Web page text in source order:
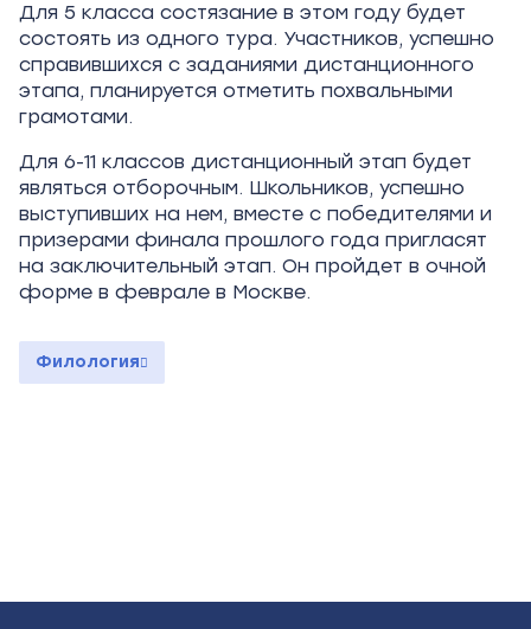
Для 5 класса состязание в этом году будет
состоять из одного тура. Участников, успешно
справившихся с заданиями дистанционного
этапа, планируется отметить похвальными
грамотами.
Для 6-11 классов дистанционный этап будет
являться отборочным. Школьников, успешно
выступивших на нем, вместе с победителями и
призерами финала прошлого года пригласят
на заключительный этап. Он пройдет в очной
форме в феврале в Москве.
Филология